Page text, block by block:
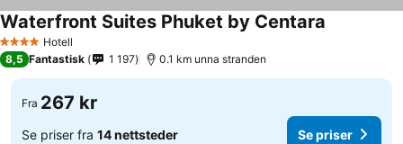
4 StjernerHotell
Waterfront Suites Phuket by Centara
8,5 Fantastisk 1 197 0.1 km unna stranden
Fra 267 kr
Se priser fra 14 nettsteder Se priser